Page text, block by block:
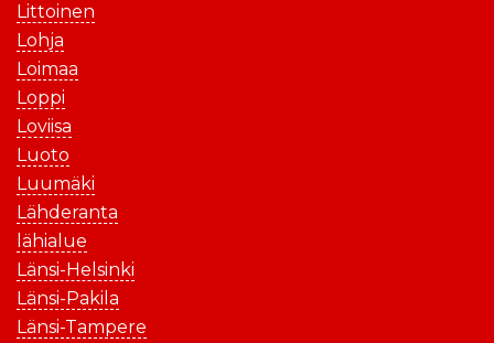
Littoinen
Lohja
Loimaa
Loppi
Loviisa
Luoto
Luumäki
Lähderanta
lähialue
Länsi-Helsinki
Länsi-Pakila
Länsi-Tampere